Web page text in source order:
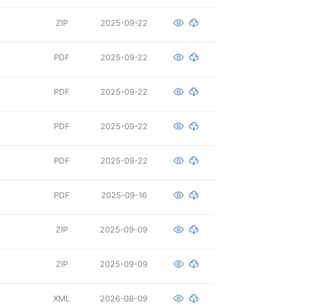
ZIP 2025-09-22
PDF 2025-09-22
PDF 2025-09-22
PDF 2025-09-22
PDF 2025-09-22
PDF 2025-09-16
ZIP 2025-09-09
ZIP 2025-09-09
XML 2026-08-09